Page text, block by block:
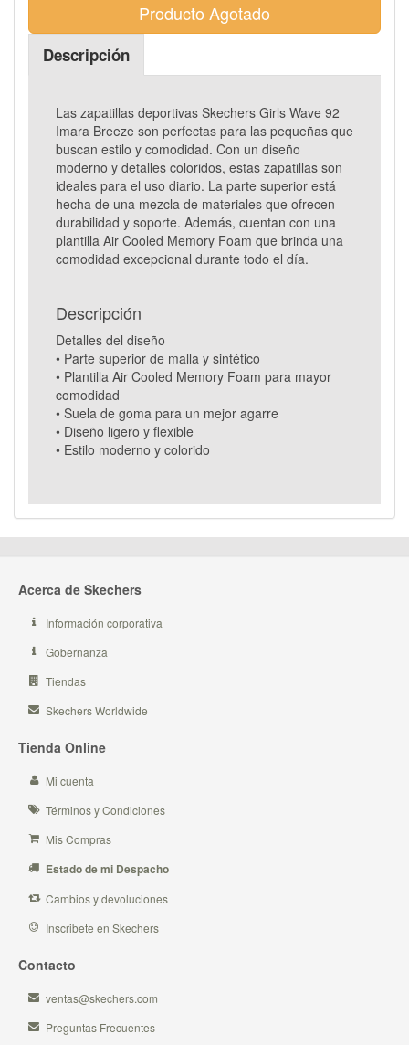
Producto Agotado
Descripción
Las zapatillas deportivas Skechers Girls Wave 92
Imara Breeze son perfectas para las pequeñas que
buscan estilo y comodidad. Con un diseño
moderno y detalles coloridos, estas zapatillas son
ideales para el uso diario. La parte superior está
hecha de una mezcla de materiales que ofrecen
durabilidad y soporte. Además, cuentan con una
plantilla Air Cooled Memory Foam que brinda una
comodidad excepcional durante todo el día.
Descripción
Detalles del diseño
• Parte superior de malla y sintético
• Plantilla Air Cooled Memory Foam para mayor
comodidad
• Suela de goma para un mejor agarre
• Diseño ligero y flexible
• Estilo moderno y colorido
Acerca de Skechers
Información corporativa
Gobernanza
Tiendas
Skechers Worldwide
Tienda Online
Mi cuenta
Términos y Condiciones
Mis Compras
Estado de mi Despacho
Cambios y devoluciones
Inscribete en Skechers
Contacto
ventas@skechers.com
Preguntas Frecuentes